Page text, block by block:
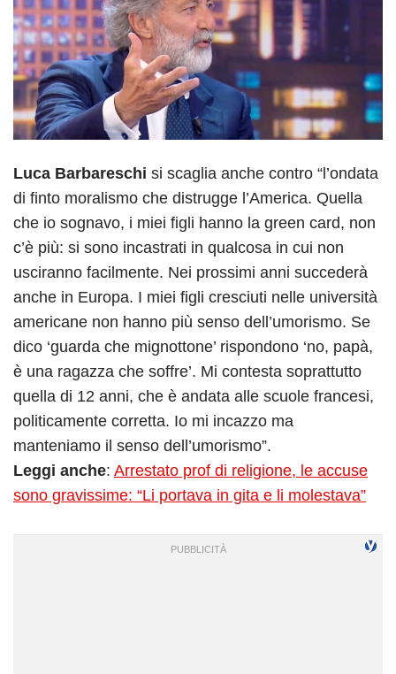
Luca Barbareschi si scaglia anche contro “l’ondata
di finto moralismo che distrugge l’America. Quella
che io sognavo, i miei figli hanno la green card, non
c’è più: si sono incastrati in qualcosa in cui non
usciranno facilmente. Nei prossimi anni succederà
anche in Europa. I miei figli cresciuti nelle università
americane non hanno più senso dell’umorismo. Se
dico ‘guarda che mignottone’ rispondono ‘no, papà,
è una ragazza che soffre’. Mi contesta soprattutto
quella di 12 anni, che è andata alle scuole francesi,
politicamente corretta. Io mi incazzo ma
manteniamo il senso dell’umorismo”.
Leggi anche: Arrestato prof di religione, le accuse
sono gravissime: “Li portava in gita e li molestava”